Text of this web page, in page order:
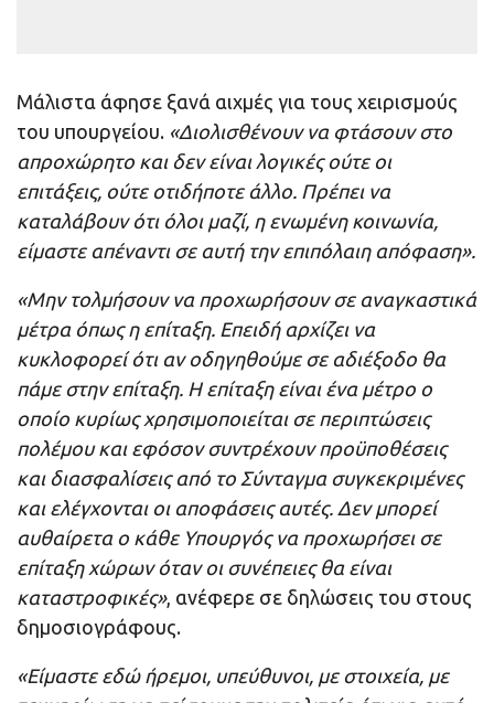
Μάλιστα άφησε ξανά αιχμές για τους χειρισμούς
του υπουργείου. «Διολισθένουν να φτάσουν στο
απροχώρητο και δεν είναι λογικές ούτε οι
επιτάξεις, ούτε οτιδήποτε άλλο. Πρέπει να
καταλάβουν ότι όλοι μαζί, η ενωμένη κοινωνία,
είμαστε απέναντι σε αυτή την επιπόλαιη απόφαση».
«Μην τολμήσουν να προχωρήσουν σε αναγκαστικά
μέτρα όπως η επίταξη. Επειδή αρχίζει να
κυκλοφορεί ότι αν οδηγηθούμε σε αδιέξοδο θα
πάμε στην επίταξη. Η επίταξη είναι ένα μέτρο ο
οποίο κυρίως χρησιμοποιείται σε περιπτώσεις
πολέμου και εφόσον συντρέχουν προϋποθέσεις
και διασφαλίσεις από το Σύνταγμα συγκεκριμένες
και ελέγχονται οι αποφάσεις αυτές. Δεν μπορεί
αυθαίρετα ο κάθε Υπουργός να προχωρήσει σε
επίταξη χώρων όταν οι συνέπειες θα είναι
καταστροφικές», ανέφερε σε δηλώσεις του στους
δημοσιογράφους.
«Είμαστε εδώ ήρεμοι, υπεύθυνοι, με στοιχεία, με